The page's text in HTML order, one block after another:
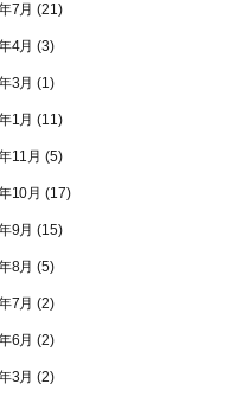
7月 (21)
4月 (3)
3月 (1)
1月 (11)
11月 (5)
10月 (17)
9月 (15)
8月 (5)
7月 (2)
6月 (2)
3月 (2)